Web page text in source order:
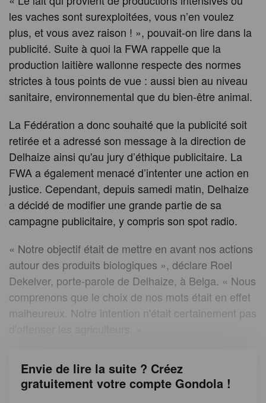
les vaches sont surexploitées, vous n’en voulez
plus, et vous avez raison ! », pouvait-on lire dans la
publicité. Suite à quoi la FWA rappelle que la
production laitière wallonne respecte des normes
strictes à tous points de vue : aussi bien au niveau
sanitaire, environnemental que du bien-être animal.
La Fédération a donc souhaité que la publicité soit
retirée et a adressé son message à la direction de
Delhaize ainsi qu'au jury d’éthique publicitaire. La
FWA a également menacé d’intenter une action en
justice. Cependant, depuis samedi matin, Delhaize
a décidé de modifier une grande partie de sa
campagne publicitaire, y compris son spot radio.
« Notre objectif était de mettre en avant nos actions
autour des produits biologiques », déclare Roel
Dekelver, porte-parole de Delhaize, à Belga. « Nous
comprenons que le choix de nos mots était en effet
malheureux. Notre intention n'était certainement pas
Envie de lire la suite ? Créez
gratuitement votre compte Gondola !